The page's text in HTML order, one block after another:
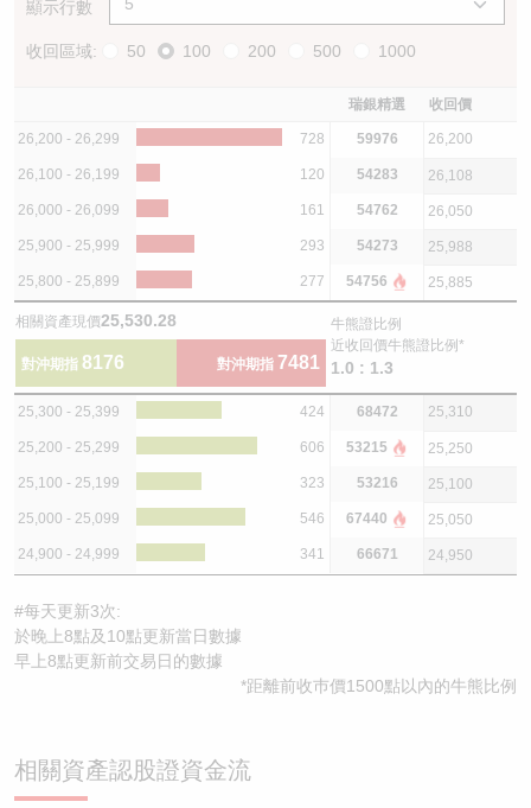
顯示行數
收回區域: 50 100 200 500 1000
瑞銀精選 收回價
26,200 - 26,299 728 59976 26,200
26,100 - 26,199 120 54283 26,108
26,000 - 26,099 161 54762 26,050
25,900 - 25,999 293 54273 25,988
25,800 - 25,899 277 54756 25,885
相關資產現價25,530.28
對沖期指 8176 對沖期指 7481
牛熊證比例
近收回價牛熊證比例*
1.0 : 1.3
25,300 - 25,399 424 68472 25,310
25,200 - 25,299 606 53215 25,250
25,100 - 25,199 323 53216 25,100
25,000 - 25,099 546 67440 25,050
24,900 - 24,999 341 66671 24,950
#每天更新3次:
於晚上8點及10點更新當日數據
早上8點更新前交易日的數據
*距離前收巿價1500點以內的牛熊比例
相關資產認股證資金流